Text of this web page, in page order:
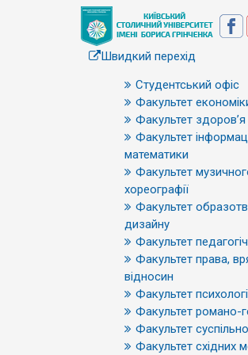
Швидкий перехід
Студентський офіс
Факультет
Факультет
Факультет
математики
Факультет
хореографії
Факультет
дизайну
Факультет
Факультет права,
відносин
Факультет
Факультет романо-
Факультет
Факультет східних